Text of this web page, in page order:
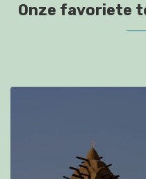
Onze favoriete